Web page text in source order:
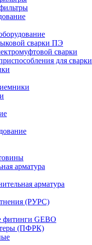
сварки ПЭ
сварки
для сварки
арматура
арматура
(РУРС)
фитинги GEBO
(ПФРК)